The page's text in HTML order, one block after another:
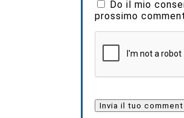
Do il mio
prossimo